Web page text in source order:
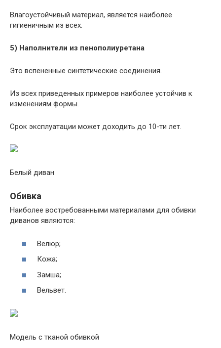
Влагоустойчивый материал, является наиболее
гигиеничным из всех.
5) Наполнители из пенополиуретана
Это вспененные синтетические соединения.
Из всех приведенных примеров наиболее устойчив к
изменениям формы.
Срок эксплуатации может доходить до 10-ти лет.
Белый диван
Обивка
Наиболее востребованными материалами для обивки
диванов являются:
Велюр;
Кожа;
Замша;
Вельвет.
Модель с тканой обивкой